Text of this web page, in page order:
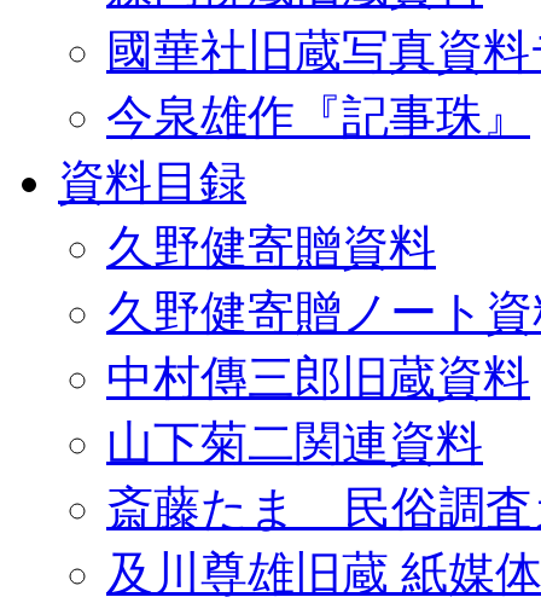
國華社旧蔵写真資
今泉雄作『記事珠』
資料目録
久野健寄贈資料
久野健寄贈ノート
中村傳三郎旧蔵資料
山下菊二関連資料
斎藤たま 民俗調査
及川尊雄旧蔵 紙媒